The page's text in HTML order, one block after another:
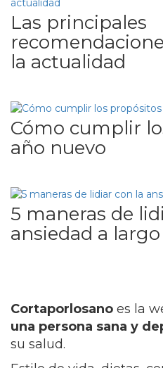
Las principales
la actualidad
Cómo cumplir
año nuevo
5 maneras de
ansiedad a
Cortaporlosano es la
una persona sana y
su salud.